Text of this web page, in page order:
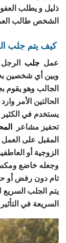
ذليل و يطلب
الشخص طالب
كيف يتم جلب
عمل جلب
وبين أي شخصين
الجالب وهو يقوم
الحالتين الأمر
يستخدم في
تحفيز مشاعر
المقبل على
الزوجية أو
وجعله خاضع
تام دون رفض أو
يتم الجلب
السريعة في